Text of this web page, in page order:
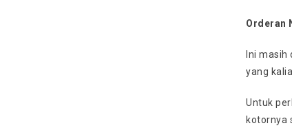
Orderan
Ini
yang
Untuk
kotornya